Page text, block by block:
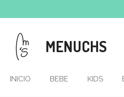
al
contenido
principal
MENUCHS
INICIO BEBE KIDS